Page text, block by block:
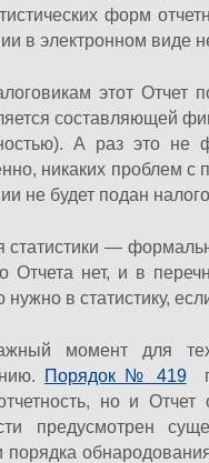
форм
в электронном виде
этот Отчет
составляющей
А раз это не
никаких проблем с
не будет подан
статистики —
Отчета нет, и в
нужно в статистику,
момент для тех
Порядок № 419
но и
предусмотрен